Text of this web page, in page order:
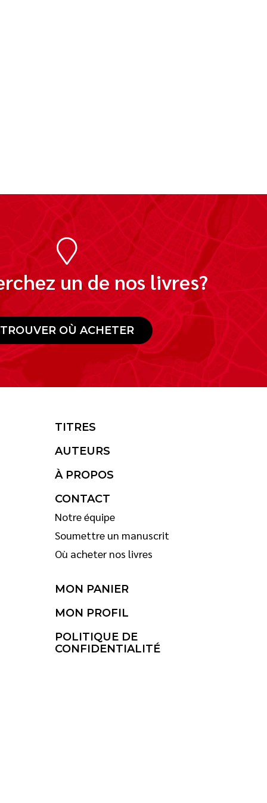
un de nos livres?
TROUVER OÙ ACHETER
TITRES
AUTEURS
À PROPOS
CONTACT
Notre équipe
Soumettre un manuscrit
Où acheter nos livres
MON PANIER
MON PROFIL
POLITIQUE DE
CONFIDENTIALITÉ